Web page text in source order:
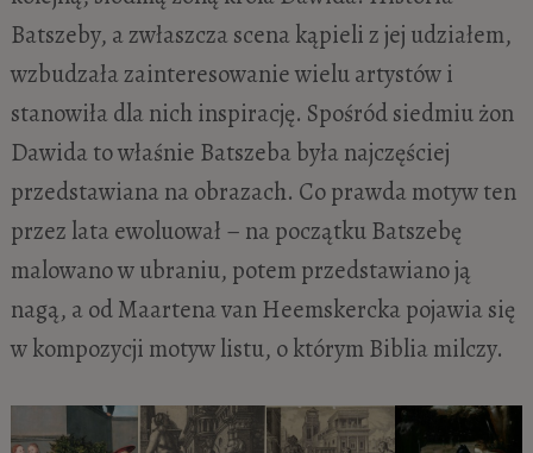
Batszeby, a zwłaszcza scena kąpieli z jej udziałem,
wzbudzała zainteresowanie wielu artystów i
stanowiła dla nich inspirację. Spośród siedmiu żon
Dawida to właśnie Batszeba była najczęściej
przedstawiana na obrazach. Co prawda motyw ten
przez lata ewoluował – na początku Batszebę
malowano w ubraniu, potem przedstawiano ją
nagą, a od Maartena van Heemskercka pojawia się
w kompozycji motyw listu, o którym Biblia milczy.